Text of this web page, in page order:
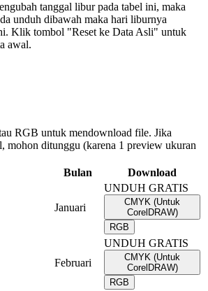
tanggal libur pada tabel ini, maka
unduh dibawah maka hari liburnya
Klik tombol "Reset ke Data Asli" untuk
awal.
RGB untuk mendownload file. Jika
mohon ditunggu (karena 1 preview ukuran
Bulan Download
Januari
UNDUH GRATIS
CMYK (Untuk
CorelDRAW)
RGB
Februari
UNDUH GRATIS
CMYK (Untuk
CorelDRAW)
RGB